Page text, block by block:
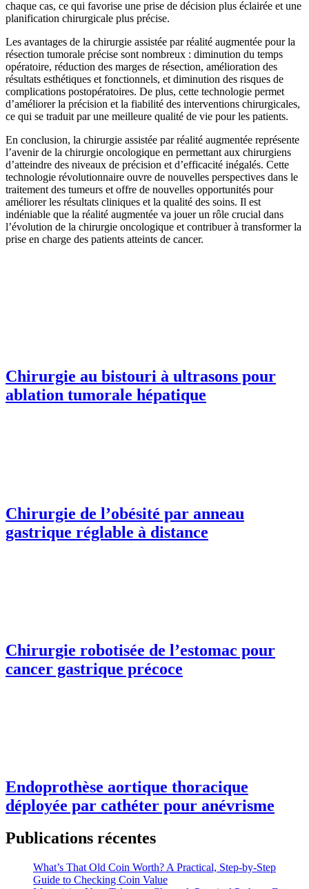
chaque cas, ce qui favorise une prise de décision plus éclairée et une
planification chirurgicale plus précise.
Les avantages de la chirurgie assistée par réalité augmentée pour la
résection tumorale précise sont nombreux : diminution du temps
opératoire, réduction des marges de résection, amélioration des
résultats esthétiques et fonctionnels, et diminution des risques de
complications postopératoires. De plus, cette technologie permet
d’améliorer la précision et la fiabilité des interventions chirurgicales,
ce qui se traduit par une meilleure qualité de vie pour les patients.
En conclusion, la chirurgie assistée par réalité augmentée représente
l’avenir de la chirurgie oncologique en permettant aux chirurgiens
d’atteindre des niveaux de précision et d’efficacité inégalés. Cette
technologie révolutionnaire ouvre de nouvelles perspectives dans le
traitement des tumeurs et offre de nouvelles opportunités pour
améliorer les résultats cliniques et la qualité des soins. Il est
indéniable que la réalité augmentée va jouer un rôle crucial dans
l’évolution de la chirurgie oncologique et contribuer à transformer la
prise en charge des patients atteints de cancer.
Chirurgie au bistouri à ultrasons pour
ablation tumorale hépatique
Chirurgie de l’obésité par anneau
gastrique réglable à distance
Chirurgie robotisée de l’estomac pour
cancer gastrique précoce
Endoprothèse aortique thoracique
déployée par cathéter pour anévrisme
Publications récentes
What’s That Old Coin Worth? A Practical, Step‑by‑Step
Guide to Checking Coin Value